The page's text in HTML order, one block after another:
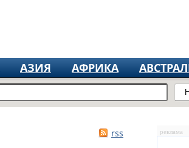
АЗИЯ АФРИКА
rss реклама